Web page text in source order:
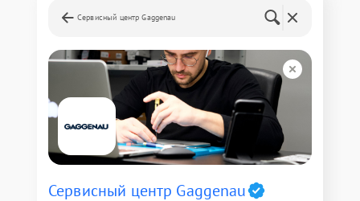
Сервисный центр Gaggenau
Сервисный центр Gaggenau